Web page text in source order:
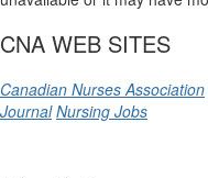
CNA WEB SITES
Canadian Nurses Association
Journal Nursing Jobs